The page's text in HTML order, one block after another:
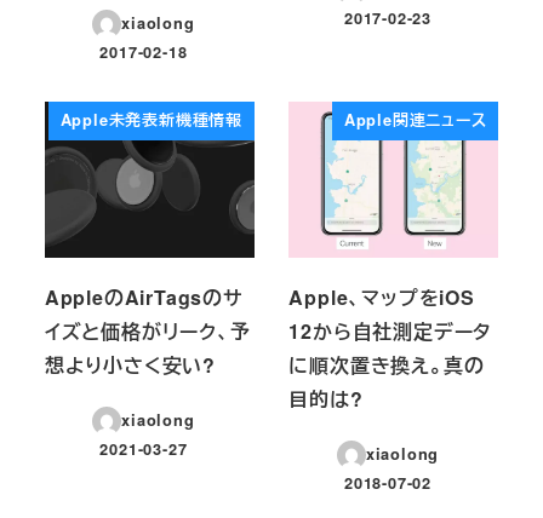
xiaolong
投稿日
2017-02-18
投稿日
2017-02-23
Apple未発表新機種情報
AppleのAirTagsのサ
イズと価格がリーク、予
想より小さく安い?
xiaolong
投稿日
2021-03-27
Apple関連ニュース
Apple、マップをiOS
12から自社測定データ
に順次置き換え。真の
目的は?
xiaolong
投稿日
2018-07-02